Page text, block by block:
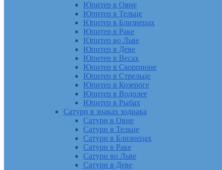
Юпитер в Овне
Юпитер в Тельце
Юпитер в Близнецах
Юпитер в Раке
Юпитер во Льве
Юпитер в Деве
Юпитер в Весах
Юпитер в Скорпионе
Юпитер в Стрельце
Юпитер в Козероге
Юпитер в Водолее
Юпитер в Рыбах
Сатурн в знаках зодиака
Сатурн в Овне
Сатурн в Тельце
Сатурн в Близнецах
Сатурн в Раке
Сатурн во Льве
Сатурн в Деве